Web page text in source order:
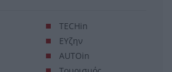
TECHin
ΕΥζην
AUTOin